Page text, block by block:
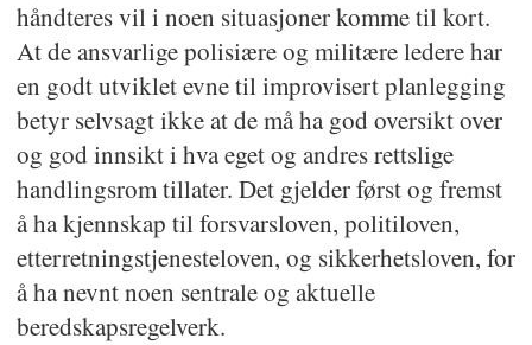
håndteres vil i noen situasjoner komme til kort.
At de ansvarlige polisiære og militære ledere har
en godt utviklet evne til improvisert planlegging
betyr selvsagt ikke at de må ha god oversikt over
og god innsikt i hva eget og andres rettslige
handlingsrom tillater. Det gjelder først og fremst
å ha kjennskap til forsvarsloven, politiloven,
etterretningstjenesteloven, og sikkerhetsloven, for
å ha nevnt noen sentrale og aktuelle
beredskapsregelverk.